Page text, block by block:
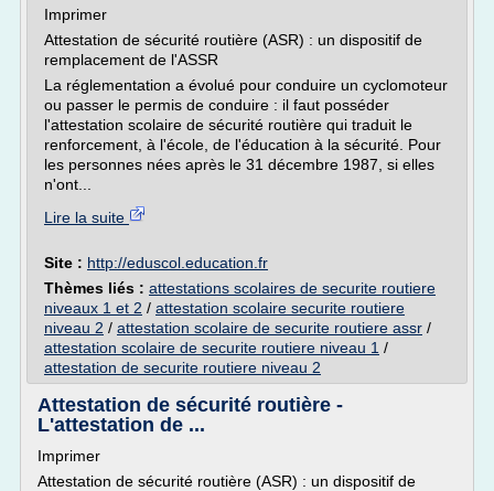
Imprimer
Attestation de sécurité routière (ASR) : un dispositif de
remplacement de l'ASSR
La réglementation a évolué pour conduire un cyclomoteur
ou passer le permis de conduire : il faut posséder
l'attestation scolaire de sécurité routière qui traduit le
renforcement, à l'école, de l'éducation à la sécurité. Pour
les personnes nées après le 31 décembre 1987, si elles
n'ont...
Lire la suite
Site : http://eduscol.education.fr
Thèmes liés : attestations scolaires de securite routiere
niveaux 1 et 2 / attestation scolaire securite routiere
niveau 2 / attestation scolaire de securite routiere assr /
attestation scolaire de securite routiere niveau 1 /
attestation de securite routiere niveau 2
Attestation de sécurité routière -
L'attestation de ...
Imprimer
Attestation de sécurité routière (ASR) : un dispositif de